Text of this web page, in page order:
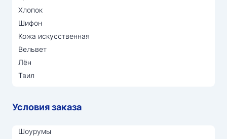
Хлопок
Шифон
Кожа искусственная
Вельвет
Лён
Твил
Условия заказа
Шоурумы